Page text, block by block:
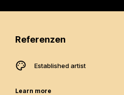
Referenzen
Established artist
Learn more